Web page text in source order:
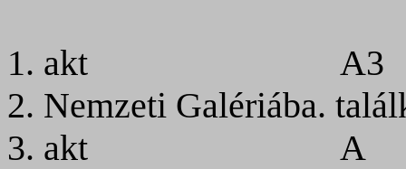
1. akt
A3
2. Nemzeti Galériába.
3. akt
A